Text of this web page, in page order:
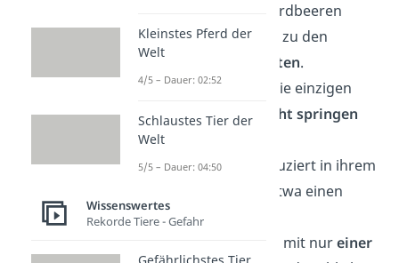
. Erdbeeren
hingegen gehören zu den
Sammelnussfrüchten.
🐘 Elefanten sind die einzigen
Säugetiere, die
nicht springen
können.
🐝 Eine Biene produziert in ihrem
gesamten Leben etwa einen
Teelöffel Honig
🐬 Delfine schlafen mit nureiner
Kleinstes Pferd der
Welt
4/5 – Dauer: 02:52
Schlaustes Tier der
Welt
5/5 – Dauer: 04:50
Wissenswertes
Rekorde Tiere - Gefahr
Gefährlichstes Tier